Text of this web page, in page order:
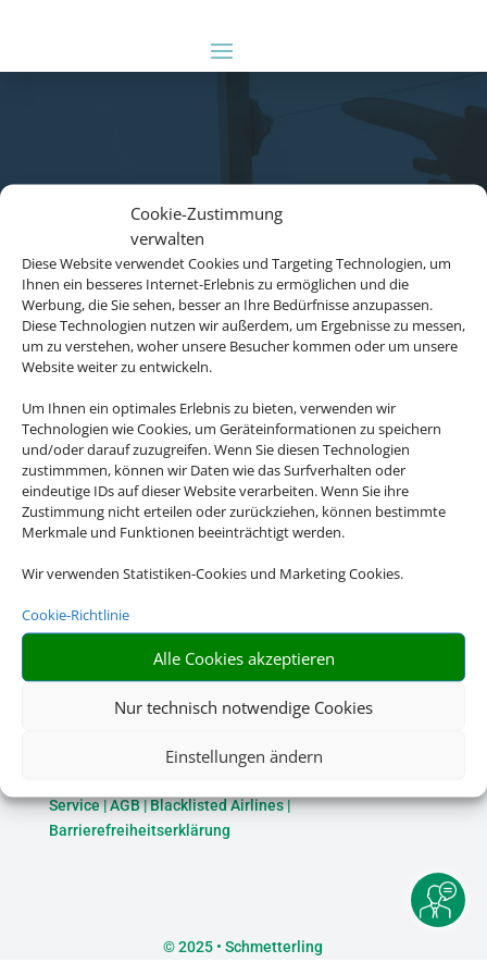
Cookie-Zustimmung
verwalten
Diese Website verwendet Cookies und Targeting Technologien, um
Ihnen ein besseres Internet-Erlebnis zu ermöglichen und die
Werbung, die Sie sehen, besser an Ihre Bedürfnisse anzupassen.
Diese Technologien nutzen wir außerdem, um Ergebnisse zu messen,
um zu verstehen, woher unsere Besucher kommen oder um unsere
Website weiter zu entwickeln.
Um Ihnen ein optimales Erlebnis zu bieten, verwenden wir
Technologien wie Cookies, um Geräteinformationen zu speichern
und/oder darauf zuzugreifen. Wenn Sie diesen Technologien
zustimmmen, können wir Daten wie das Surfverhalten oder
eindeutige IDs auf dieser Website verarbeiten. Wenn Sie ihre
Zustimmung nicht erteilen oder zurückziehen, können bestimmte
Merkmale und Funktionen beeinträchtigt werden.
Wir verwenden Statistiken-Cookies und Marketing Cookies.
Cookie-Richtlinie
Alle Cookies akzeptieren
Nur technisch notwendige Cookies
Einstellungen ändern
Rechtliche Informationen
Service|AGB|Blacklisted Airlines|
Barrierefreiheitserklärung
©2025 • Schmetterling